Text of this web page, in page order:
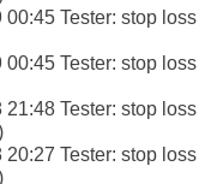
Tester: stop loss
Tester: stop loss
Tester: stop loss
Tester: stop loss